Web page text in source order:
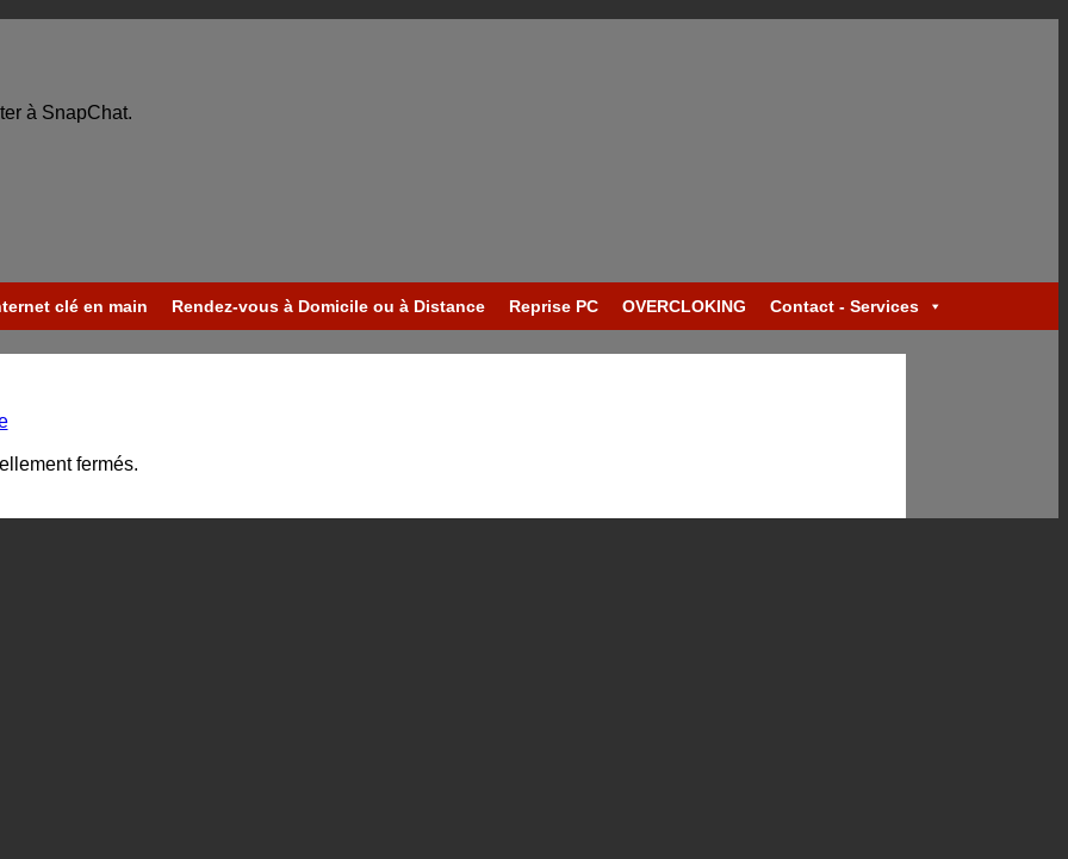
à SnapChat.
clé en main Rendez-vous à Domicile ou à Distance Reprise PC OVERCLOKING Contact - Services
fermés.